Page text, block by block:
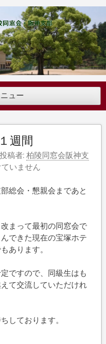
ュー
週間
投稿者:柏陵同窓会阪神支
いません
総会・懇親会まであと
まって最初の同窓会で
できた現在の宝塚ホテ
あります。
ですので、同級生はも
て交流していただけれ
しております。